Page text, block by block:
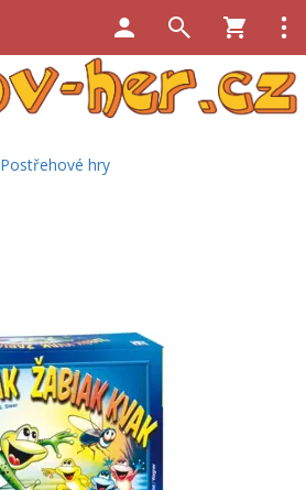
Postřehové hry